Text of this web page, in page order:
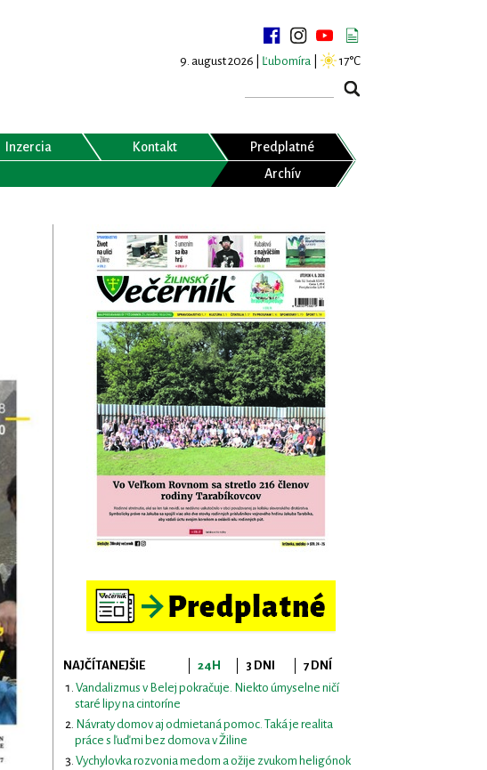
9. august 2026 | Ľubomíra 17°C
Inzercia Kontakt
Predplatné
Archív
NAJČÍTANEJŠIE 24H 3 DNI
7 DNÍ
Vandalizmus v Belej pokračuje. Niekto úmyselne ničí
staré lipy na cintoríne
Návraty domov aj odmietaná pomoc. Taká je realita
práce s ľuďmi bez domova v Žiline
Vychylovka rozvonia medom a ožije zvukom heligónok